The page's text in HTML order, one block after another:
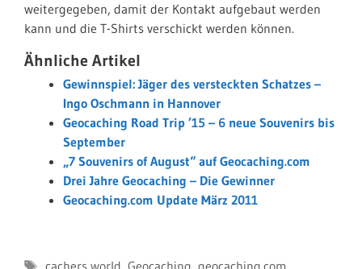
weitergegeben, damit der Kontakt aufgebaut werden
kann und die T-Shirts verschickt werden können.
Ähnliche Artikel
Gewinnspiel: Jäger des versteckten Schatzes –
Ingo Oschmann in Hannover
Geocaching Road Trip ’15 – 6 neue Souvenirs bis
September
„7 Souvenirs of August“ auf Geocaching.com
Drei Jahre Geocaching – Die Gewinner
Geocaching.com Update März 2011
Schlagwörter
cachers world, Geocaching, geocaching.com,